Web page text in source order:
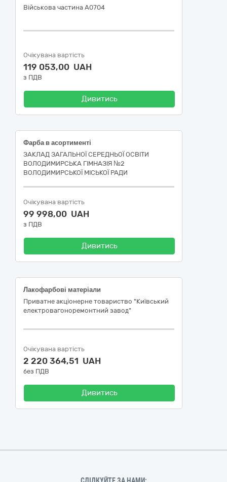
Військова частина А0704
Очікувана вартість
119 053,00 UAH
з ПДВ
Дивитись
Фарба в асортименті
ЗАКЛАД ЗАГАЛЬНОЇ СЕРЕДНЬОЇ ОСВІТИ
ВОЛОДИМИРСЬКА ГІМНАЗІЯ №2
ВОЛОДИМИРСЬКОЇ МІСЬКОЇ РАДИ
Очікувана вартість
99 998,00 UAH
з ПДВ
Дивитись
Лакофарбові матеріали
Приватне акціонерне товариство "Київський
електровагоноремонтний завод"
Очікувана вартість
2 220 364,51 UAH
без ПДВ
Дивитись